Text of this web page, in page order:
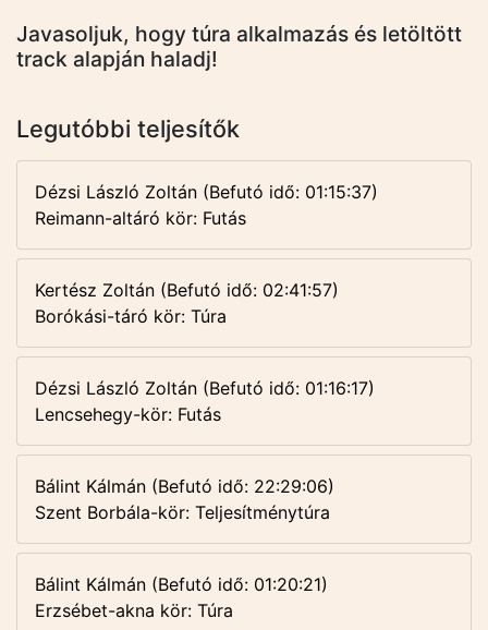
Javasoljuk, hogy túra alkalmazás és letöltött
track alapján haladj!
Legutóbbi teljesítők
Dézsi László Zoltán (Befutó idő: 01:15:37)
Reimann-altáró kör: Futás
Kertész Zoltán (Befutó idő: 02:41:57)
Borókási-táró kör: Túra
Dézsi László Zoltán (Befutó idő: 01:16:17)
Lencsehegy-kör: Futás
Bálint Kálmán (Befutó idő: 22:29:06)
Szent Borbála-kör: Teljesítménytúra
Bálint Kálmán (Befutó idő: 01:20:21)
Erzsébet-akna kör: Túra